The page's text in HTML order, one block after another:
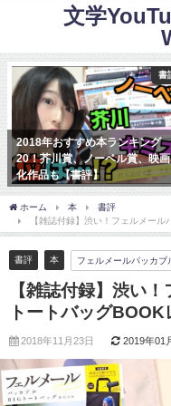
文学
書
2018年おすすめ本ランキング
20！芥川賞、ノーベル賞、映画
化作品も【書評】
ホーム 本
書評
【雑誌付録】渋い！フェルメー
書評 本 フェルメールパッカ
【雑誌付録】渋い
トートバッグBOOK
2018年11月23日 2019年01